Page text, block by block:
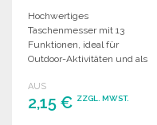
Hochwertiges
Taschenmesser mit 13
Funktionen, ideal für
Outdoor-Aktivitäten und als
den Alltag.
AUS
2,15 € ZZGL. MWST.